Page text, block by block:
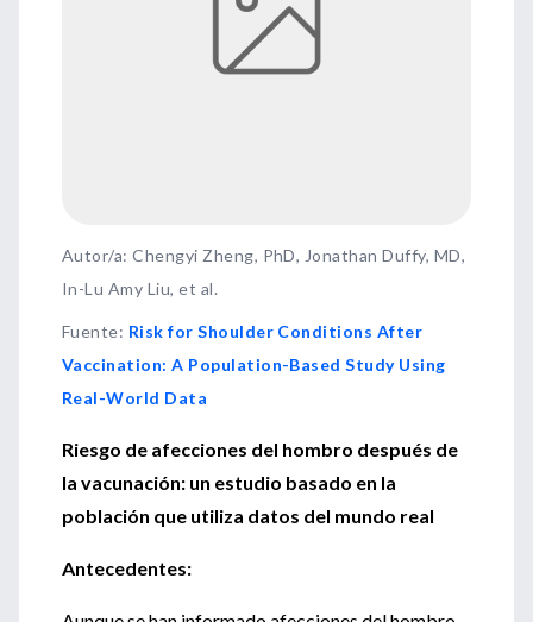
Autor/a: Chengyi Zheng, PhD, Jonathan Duffy, MD,
In-Lu Amy Liu, et al.
Fuente: Risk for Shoulder Conditions After
Vaccination: A Population-Based Study Using
Real-World Data
Riesgo de afecciones del hombro después de
la vacunación: un estudio basado en la
población que utiliza datos del mundo real
Antecedentes: